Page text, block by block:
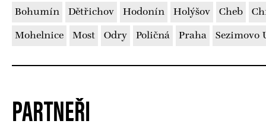
Bohumín Dětřichov Hodonín Holýšov Cheb
Mohelnice Most Odry Poličná Praha Sezimovo
PARTNEŘI